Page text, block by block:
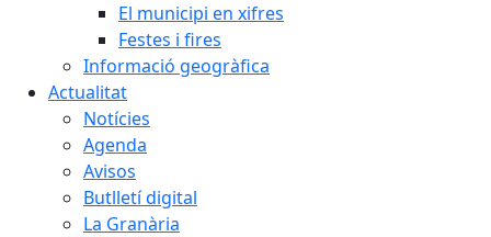
El municipi en xifres
Festes i fires
Informació geogràfica
Actualitat
Notícies
Agenda
Avisos
Butlletí digital
La Granària